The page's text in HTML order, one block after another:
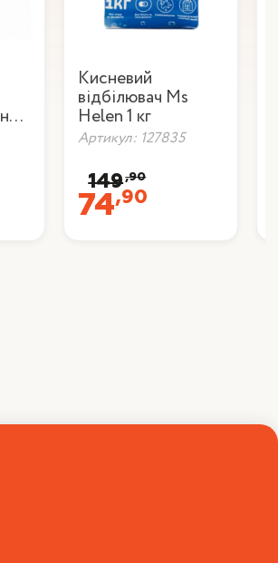
Кисневий
відбілювач Ms
Helen 1 кг
Артикул: 127835
74,90
149,90